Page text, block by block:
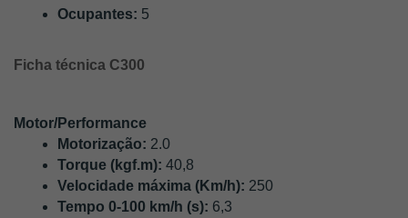
Ocupantes: 5
Ficha técnica C300
Motor/Performance
Motorização: 2.0
Torque (kgf.m): 40,8
Velocidade máxima (Km/h): 250
Tempo 0-100 km/h (s): 6,3